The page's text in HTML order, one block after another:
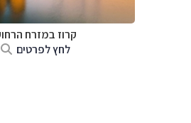
קרוז במזרח
לחץ לפרטים